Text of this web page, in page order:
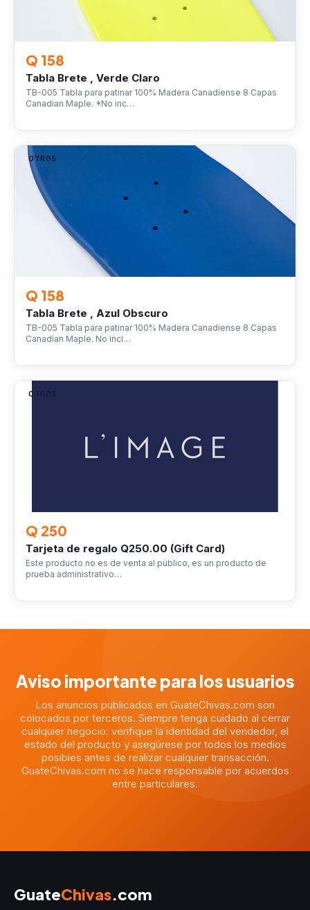
Q 158
Tabla Brete , Verde Claro
TB-005 Tabla para patinar 100% Madera Canadiense 8 Capas
Canadian Maple. *No inc…
OTROS
Q 158
Tabla Brete , Azul Obscuro
TB-005 Tabla para patinar 100% Madera Canadiense 8 Capas
Canadian Maple. No incl…
OTROS
Q 250
Tarjeta de regalo Q250.00 (Gift Card)
Este producto no es de venta al público, es un producto de
prueba administrativo…
Aviso importante para los usuarios
Los anuncios publicados en GuateChivas.com son
colocados por terceros. Siempre tenga cuidado al cerrar
cualquier negocio: verifique la identidad del vendedor, el
estado del producto y asegúrese por todos los medios
posibles antes de realizar cualquier transacción.
GuateChivas.com no se hace responsable por acuerdos
entre particulares.
GuateChivas.com